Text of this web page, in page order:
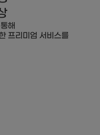
해
프리미엄 서비스를